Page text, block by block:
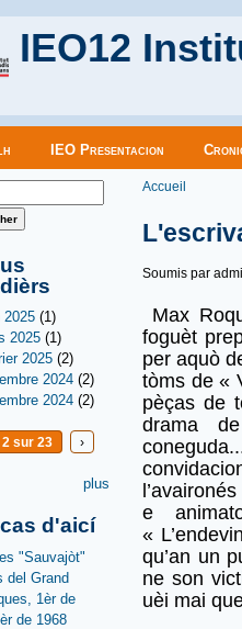
IEO12
principalIEO Presentacion
de recherche
2025 (1)
2025 (1)
2025 (2)
2024 (2)
2024 (2)
2 sur 23 ›
plus
d'aicí
"Sauvajòt"
del Grand
1èr de
de 1968
Vous êtes ici
Accueil
Soumis par
Max
foguèt
per aquò
tòms de «
pèças de
drama
e
«
qu’an un
ne son
uèi mai